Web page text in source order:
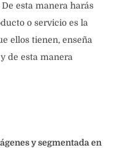
De esta manera harás
o servicio es la
ellos tienen, enseña
de esta manera
y segmentada en